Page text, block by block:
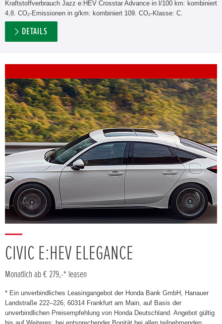
Kraftstoffverbrauch Jazz e:HEV Crosstar Advance in l/100 km: kombiniert
4,8. CO₂-Emissionen in g/km: kombiniert 109. CO₂-Klasse: C.
DETAILS
CIVIC E:HEV ELEGANCE
Monatlich ab € 279,-* leasen
* Ein unverbindliches Leasingangebot der Honda Bank GmbH, Hanauer
Landstraße 222–226, 60314 Frankfurt am Main, auf Basis der
unverbindlichen Preisempfehlung von Honda Deutschland. Angebot gültig